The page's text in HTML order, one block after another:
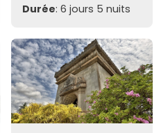
Durée: 6 jours 5 nuits